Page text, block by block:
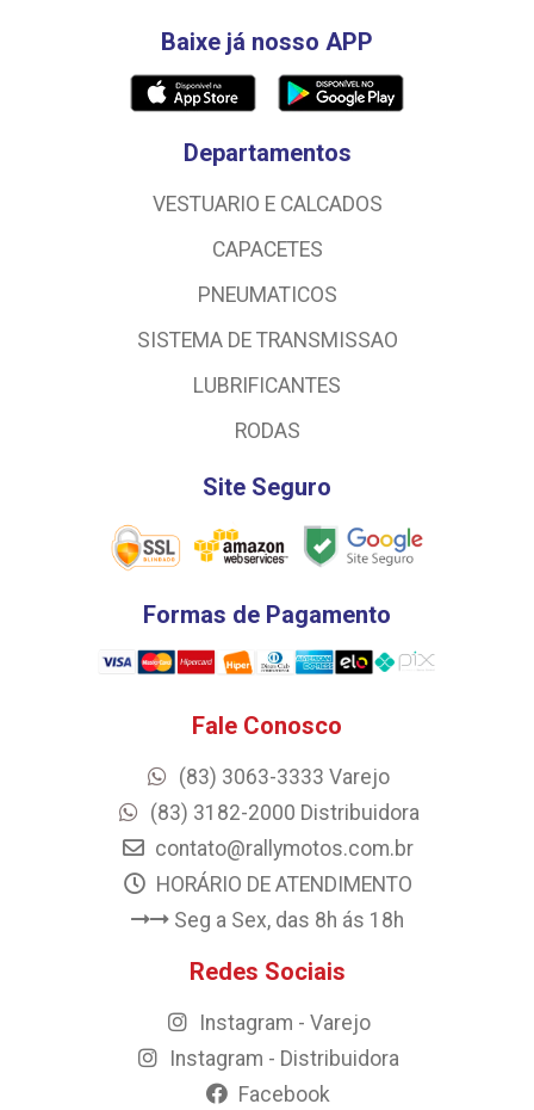
Baixe já nosso APP
Departamentos
VESTUARIO E CALCADOS
CAPACETES
PNEUMATICOS
SISTEMA DE TRANSMISSAO
LUBRIFICANTES
RODAS
Site Seguro
Formas de Pagamento
Fale Conosco
(83) 3063-3333 Varejo
(83) 3182-2000 Distribuidora
contato@rallymotos.com.br
HORÁRIO DE ATENDIMENTO
Seg a Sex, das 8h ás 18h
Redes Sociais
Instagram - Varejo
Instagram - Distribuidora
Facebook